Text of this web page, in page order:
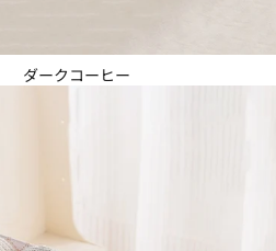
ダークコーヒー